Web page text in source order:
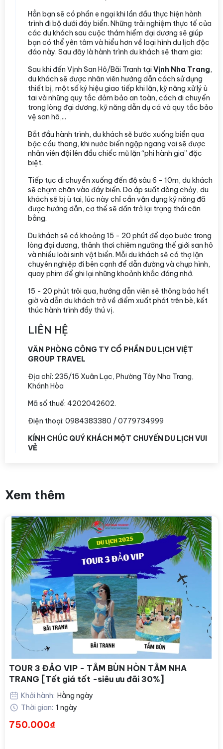
Hẳn bạn sẽ có phần e ngại khi lần đầu thực hiện hành
trình đi bộ dưới đáy biển. Những trải nghiệm thực tế của
các du khách sau cuộc thám hiểm đại dương sẽ giúp
bạn có thể yên tâm và hiểu hơn về loại hình du lịch độc
đáo này. Sau đây là hành trình du khách sẽ tham gia:
Sau khi đến Vịnh San Hô/Bãi Tranh tại Vịnh Nha Trang,
du khách sẽ được nhân viên hướng dẫn cách sử dụng
thiết bị, một số ký hiệu giao tiếp khi lặn, kỹ năng xử lý ù
tai và những quy tắc đảm bảo an toàn, cách di chuyển
trong lòng đại dương, kỹ năng dẫn dụ cá và quy tắc bảo
vệ san hô,...
Bắt đầu hành trình, du khách sẽ bước xuống biển qua
bậc cầu thang, khi nước biển ngập ngang vai sẽ được
nhân viên đội lên đầu chiếc mũ lặn “phi hành gia” đặc
biệt.
Tiếp tục di chuyển xuống đến độ sâu 6 - 10m, du khách
sẽ chạm chân vào đáy biển. Do áp suất dòng chảy, du
khách sẽ bị ù tai, lúc này chỉ cần vận dụng kỹ năng đã
được hướng dẫn, cơ thể sẽ dần trở lại trạng thái cân
bằng.
Du khách sẽ có khoảng 15 - 20 phút để dạo bước trong
lòng đại dương, thảnh thơi chiêm ngưỡng thế giới san hô
và nhiều loài sinh vật biển. Mỗi du khách sẽ có thợ lặn
chuyên nghiệp đi bên cạnh để dẫn đường và chụp hình,
quay phim để ghi lại những khoảnh khắc đáng nhớ.
15 - 20 phút trôi qua, hướng dẫn viên sẽ thông báo hết
giờ và dẫn du khách trở về điểm xuất phát trên bè, kết
thúc hành trình đầy thú vị.
LIÊN HỆ
VĂN PHÒNG CÔNG TY CỔ PHẦN DU LỊCH VIỆT
GROUP TRAVEL
Địa chỉ: 235/15 Xuân Lạc, Phường Tây Nha Trang,
Khánh Hòa
Mã số thuế: 4202042602.
Điện thoại: 0984383380 / 0779734999
KÍNH CHÚC QUÝ KHÁCH MỘT CHUYẾN DU LỊCH VUI
VẺ
Xem thêm
TOUR 3 ĐẢO VIP - TẮM BÙN HÒN TẰM NHA
TRANG [Tết giá tốt -siêu ưu đãi 30%]
Khởi hành: Hằng ngày
Thời gian: 1 ngày
750.000₫